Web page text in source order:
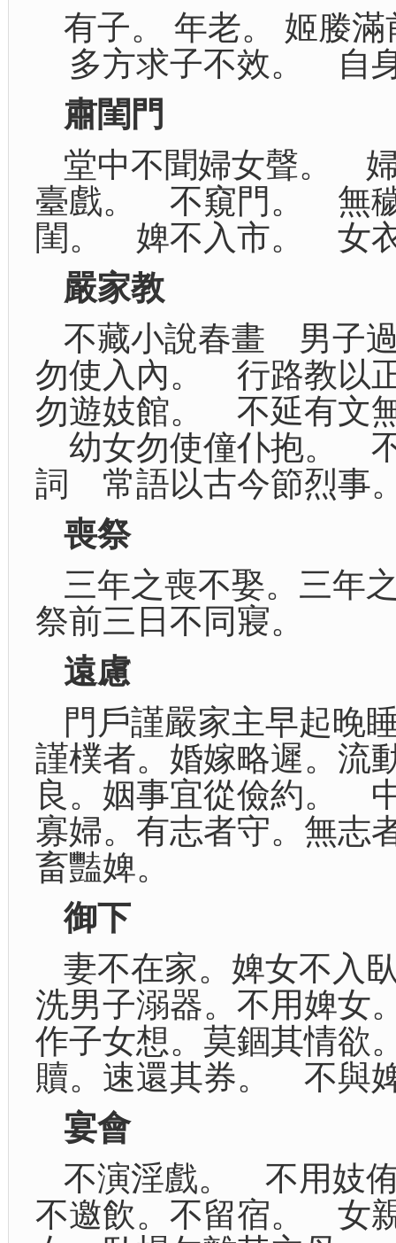
有子。 年老。 姬媵
多方求子不效。 自
肅閨門
堂中不聞婦女聲。
臺戲。 不窺門。 無
閨。 婢不入市。 女
嚴家教
不藏小說春畫 男子
勿使入內。 行路教
勿遊妓館。 不延有文
幼女勿使僮仆抱。
詞 常語以古今節烈事
喪祭
三年之喪不娶。三年
祭前三日不同寢。
遠慮
門戶謹嚴家主早起
謹樸者。婚嫁略遲。
良。姻事宜從儉約。
寡婦。有志者守。無
畜豔婢。
御下
妻不在家。婢女不入
洗男子溺器。不用婢
作子女想。莫錮其情
贖。速還其券。 不與
宴會
不演淫戲。 不用妓
不邀飲。不留宿。 女